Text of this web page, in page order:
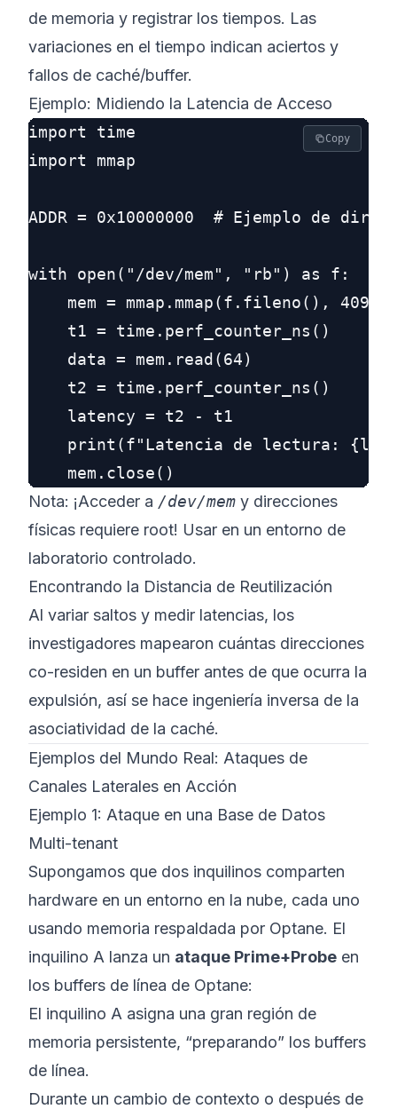
de memoria y registrar los tiempos. Las
variaciones en el tiempo indican aciertos y
fallos de caché/buffer.
Ejemplo: Midiendo la Latencia de Acceso
import time
import mmap
ADDR = 0x10000000  # Ejemplo de
with open("/dev/mem", "rb") as f:
mem = mmap.mmap(f.fileno(), 4096,
    t1 = time.perf_counter_ns()
    data = mem.read(64)
    t2 = time.perf_counter_ns()
    latency = t2 - t1
print(f"Latencia de lectura:
Copy
Nota: ¡Acceder a /dev/mem y direcciones
físicas requiere root! Usar en un entorno de
laboratorio controlado.
Encontrando la Distancia de Reutilización
Al variar saltos y medir latencias, los
investigadores mapearon cuántas direcciones
co-residen en un buffer antes de que ocurra la
expulsión, así se hace ingeniería inversa de la
asociatividad de la caché.
Ejemplos del Mundo Real: Ataques de
Canales Laterales en Acción
Ejemplo 1: Ataque en una Base de Datos
Multi-tenant
Supongamos que dos inquilinos comparten
hardware en un entorno en la nube, cada uno
usando memoria respaldada por Optane. El
inquilino A lanza un ataque Prime+Probe en
los buffers de línea de Optane:
El inquilino A asigna una gran región de
memoria persistente, “preparando” los buffers
de línea.
Durante un cambio de contexto o después de